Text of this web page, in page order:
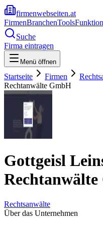
firmenwebseiten.at
FirmenBranchenTools
Suche
Firma eintragen
Menü öffnen
Startseite Firmen
Rechtanwälte GmbH
Gottgeisl
Rechtsanwälte
Über das Unternehmen